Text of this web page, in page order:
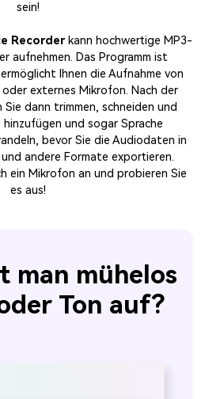
sein!
Recorderkann hochwertige MP3-
aufnehmen. Das Programm ist
Ihnen die Aufnahme von
externes Mikrofon. Nach der
dann trimmen, schneiden und
und sogar Sprache
bevor Sie die Audiodaten in
und andere Formate exportieren.
ein Mikrofon an und probieren Sie
es aus!
man mühelos
Ton auf?